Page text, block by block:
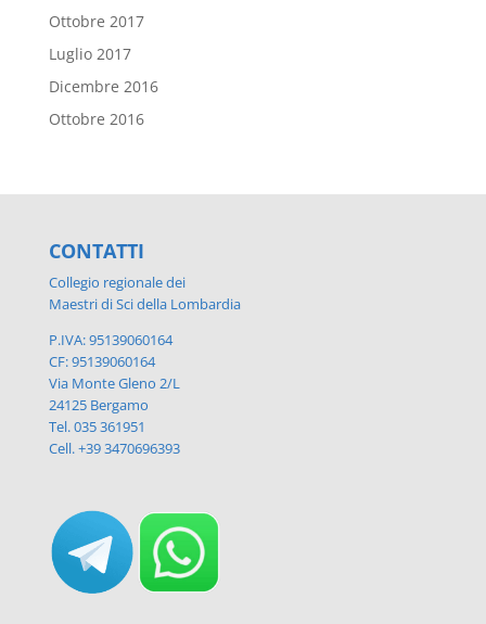
Ottobre 2017
Luglio 2017
Dicembre 2016
Ottobre 2016
CONTATTI
Collegio regionale dei
Maestri di Sci della Lombardia
P.IVA: 95139060164
CF: 95139060164
Via Monte Gleno 2/L
24125 Bergamo
Tel. 035 361951
Cell. +39 3470696393